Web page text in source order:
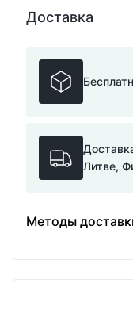
Доставка
Литве,
Методы